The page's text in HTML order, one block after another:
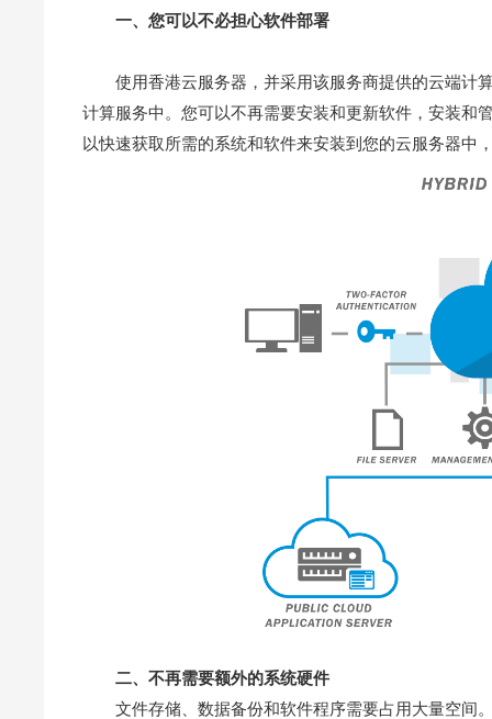
一、您可以不必担心软件部署
使用香港云服务器，并采用该服务商提供的云端计
计算服务中。您可以不再需要安装和更新软件，安装和
以快速获取所需的系统和软件来安装到您的云服务器中
二、不再需要额外的系统硬件
文件存储、数据备份和软件程序需要占用大量空间